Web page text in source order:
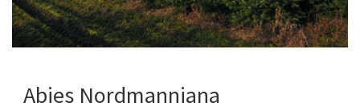
Abies Nordmanniana